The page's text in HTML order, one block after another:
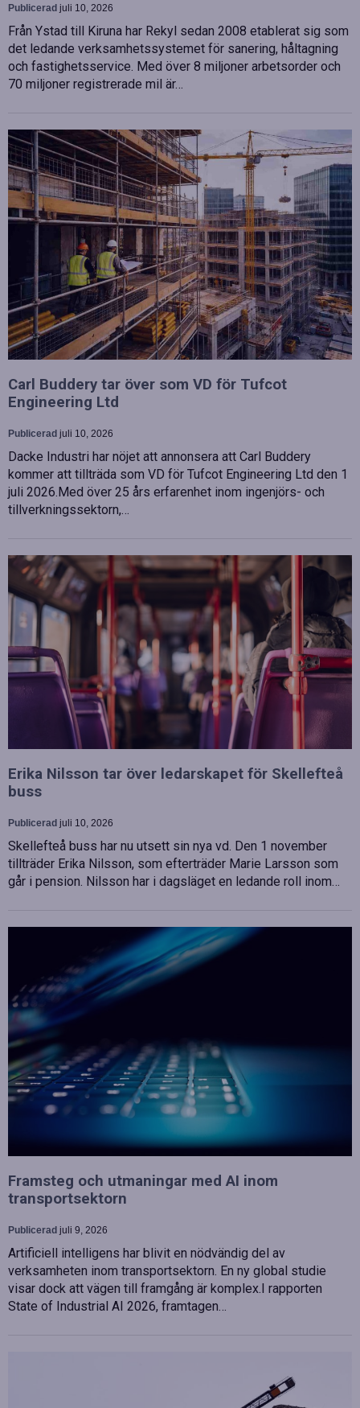
Publicerad juli 10, 2026
Från Ystad till Kiruna har Rekyl sedan 2008 etablerat sig som
det ledande verksamhetssystemet för sanering, håltagning
och fastighetsservice. Med över 8 miljoner arbetsorder och
70 miljoner registrerade mil är…
Carl Buddery tar över som VD för Tufcot
Engineering Ltd
Publicerad juli 10, 2026
Dacke Industri har nöjet att annonsera att Carl Buddery
kommer att tillträda som VD för Tufcot Engineering Ltd den 1
juli 2026.Med över 25 års erfarenhet inom ingenjörs- och
tillverkningssektorn,…
Erika Nilsson tar över ledarskapet för Skellefteå
buss
Publicerad juli 10, 2026
Skellefteå buss har nu utsett sin nya vd. Den 1 november
tillträder Erika Nilsson, som efterträder Marie Larsson som
går i pension. Nilsson har i dagsläget en ledande roll inom…
Framsteg och utmaningar med AI inom
transportsektorn
Publicerad juli 9, 2026
Artificiell intelligens har blivit en nödvändig del av
verksamheten inom transportsektorn. En ny global studie
visar dock att vägen till framgång är komplex.I rapporten
State of Industrial AI 2026, framtagen…